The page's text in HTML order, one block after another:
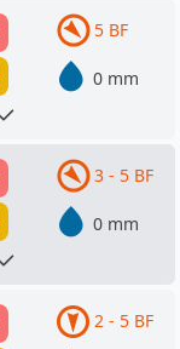
5 BF
0 mm
3 - 5 BF
0 mm
2 - 5 BF